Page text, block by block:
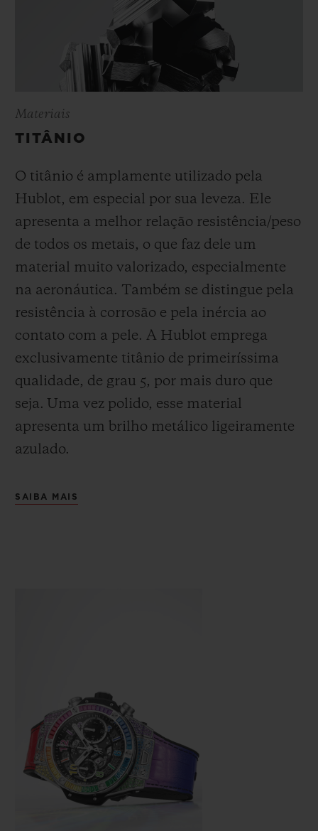
Materiais
TITÂNIO
O titânio é amplamente utilizado pela
Hublot, em especial por sua leveza. Ele
apresenta a melhor relação resistência/peso
de todos os metais, o que faz dele um
material muito valorizado, especialmente
na aeronáutica. Também se distingue pela
resistência à corrosão e pela inércia ao
contato com a pele. A Hublot emprega
exclusivamente titânio de primeiríssima
qualidade, de grau 5, por mais duro que
seja. Uma vez polido, esse material
apresenta um brilho metálico ligeiramente
azulado.
SAIBA MAIS